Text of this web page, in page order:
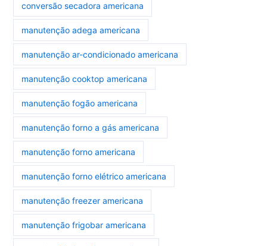
conversão secadora americana
manutenção adega americana
manutenção ar-condicionado americana
manutenção cooktop americana
manutenção fogão americana
manutenção forno a gás americana
manutenção forno americana
manutenção forno elétrico americana
manutenção freezer americana
manutenção frigobar americana